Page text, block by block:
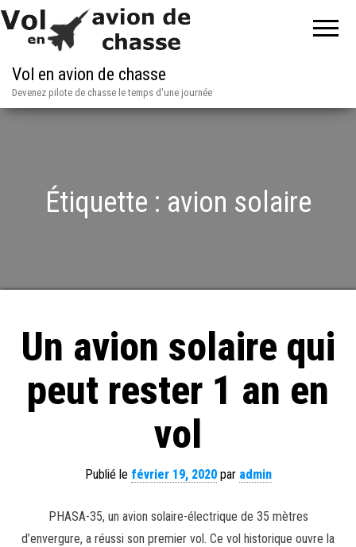
Vol en avion de chasse
Devenez pilote de chasse le temps d'une journée
Étiquette : avion solaire
Un avion solaire qui
peut rester 1 an en
vol
Publié le février 19, 2020par admin
PHASA-35, un avion solaire-électrique de 35 mètres
d’envergure, a réussi son premier vol. Ce vol historique ouvre la